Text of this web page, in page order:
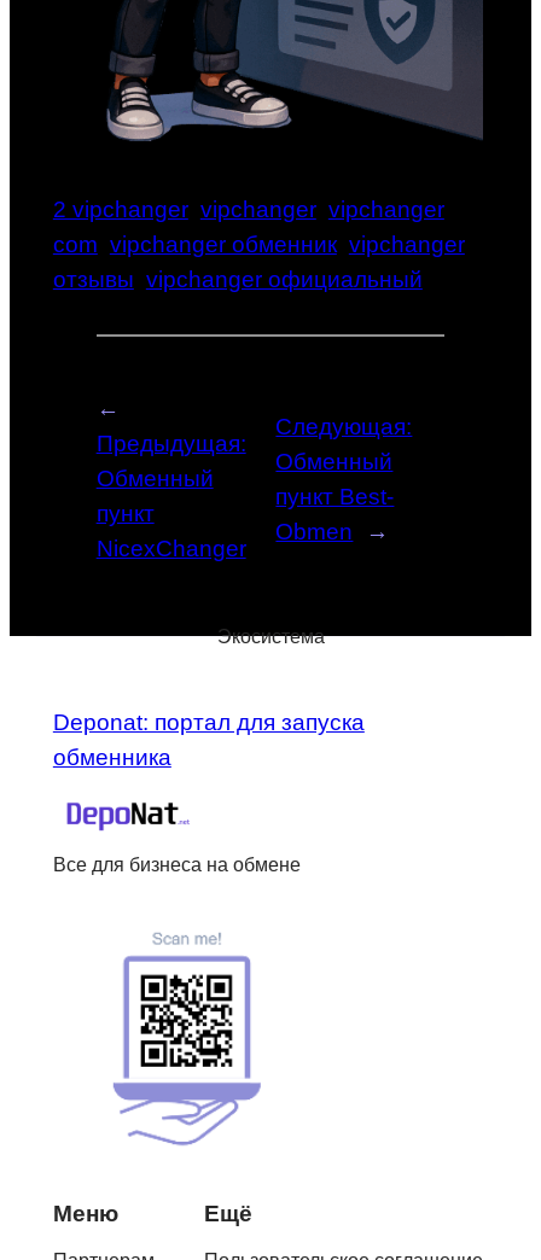
2 vipchanger vipchanger vipchanger
com vipchanger обменник vipchanger
отзывы vipchanger официальный
←
Предыдущая:
Обменный
пункт
NicexChanger
Следующая:
Обменный
пункт Best-
Obmen
→
Экосистема
Deponat: портал для запуска
обменника
Все для бизнеса на обмене
Меню Ещё